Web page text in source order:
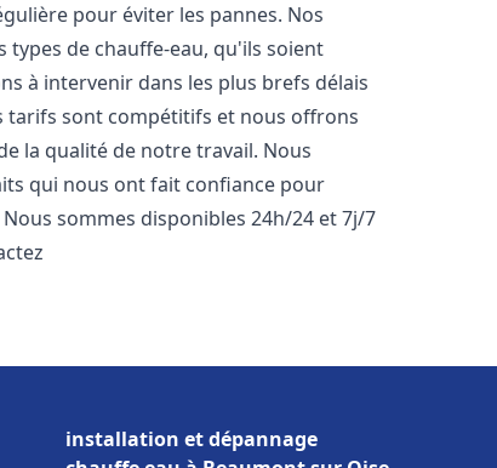
pour éviter les pannes. Nos
de chauffe-eau, qu'ils soient
à intervenir dans les plus brefs délais
tarifs sont compétitifs et nous offrons
la qualité de notre travail. Nous
qui nous ont fait confiance pour
Nous sommes disponibles 24h/24 et 7j/7
installation et dépannage